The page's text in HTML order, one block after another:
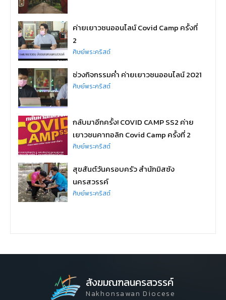
ค่ายเยาวชนออนไลน์ Covid Camp ครั้งที่
2
ศิษย์พระคริสต์
ช่วงกิจกรรมค่ำ ค่ายเยาวชนออนไลน์ 2021
ศิษย์พระคริสต์
กลับมาอีกครั้ง! COVID CAMP SS2 ค่าย
เยาวชนคาทอลิก Covid Camp ครั้งที่ 2
ศิษย์พระคริสต์
สุขสันต์วันครอบครัว สำนักมิสซัง
นครสวรรค์
ศิษย์พระคริสต์
สังฆมณฑลนครสวรรค์
Nakhonsawan Diocese